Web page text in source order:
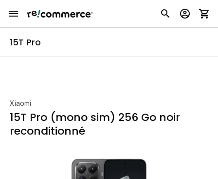
15T Pro
Xiaomi
15T Pro (mono sim) 256 Go noir
reconditionné